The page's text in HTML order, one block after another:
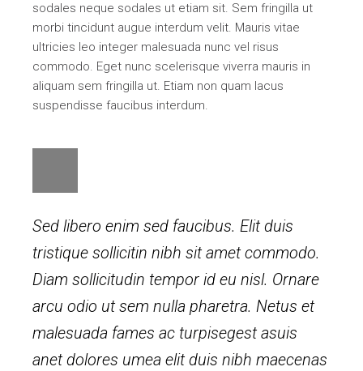
sodales neque sodales ut etiam sit. Sem fringilla ut
morbi tincidunt augue interdum velit. Mauris vitae
ultricies leo integer malesuada nunc vel risus
commodo. Eget nunc scelerisque viverra mauris in
aliquam sem fringilla ut. Etiam non quam lacus
suspendisse faucibus interdum.
Sed libero enim sed faucibus. Elit duis
tristique sollicitin nibh sit amet commodo.
Diam sollicitudin tempor id eu nisl. Ornare
arcu odio ut sem nulla pharetra. Netus et
malesuada fames ac turpisegest asuis
anet dolores umea elit duis nibh maecenas